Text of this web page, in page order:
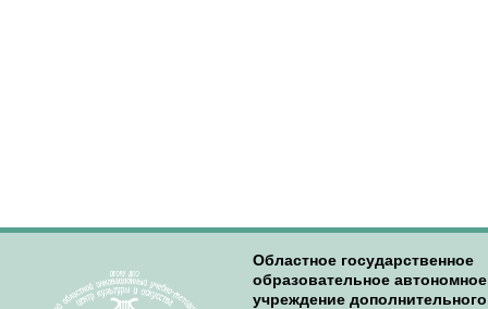
Областное государственное
образовательное автономное
учреждение дополнительного